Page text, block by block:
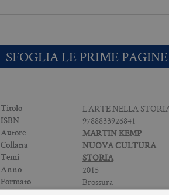
SFOGLIA LE PRIME PAGINE
Titolo L’ARTE NELLA
ISBN 9788833926841
Autore MARTIN KEMP
Collana NUOVA CULTURA
Temi STORIA
Anno 2015
Formato Brossura